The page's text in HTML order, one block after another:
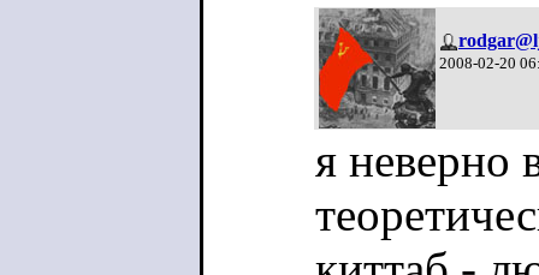
2008-02-20
я неверно